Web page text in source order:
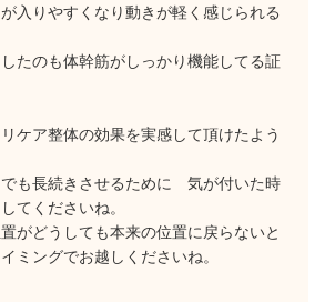
入りやすくなり動きが軽く感じられる
たのも体幹筋がしっかり機能してる証
ケア整体の効果を実感して頂けたよう
も長続きさせるために 気が付いた時
てくださいね。
がどうしても本来の位置に戻らないと
ミングでお越しくださいね。